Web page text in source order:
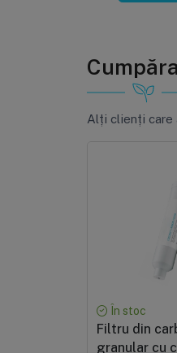
Alți clienți care
În stoc
Filtru din
granular cu